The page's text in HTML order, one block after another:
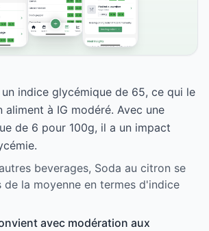
indice glycémique de 65, ce qui le
aliment à IG modéré. Avec une
de 6 pour 100g, il a un impact
beverages, Soda au citron se
de la moyenne en termes d'indice
avec modération aux